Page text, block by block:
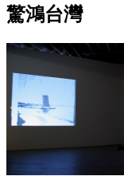
驚鴻台灣